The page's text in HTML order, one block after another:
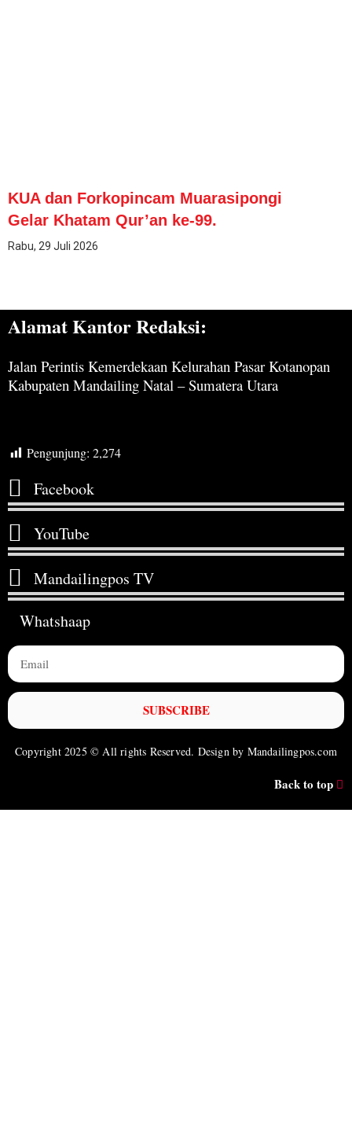
KUA dan Forkopincam Muarasipongi
Gelar Khatam Qur’an ke-99.
Rabu, 29 Juli 2026
Alamat Kantor Redaksi:
Jalan Perintis Kemerdekaan Kelurahan Pasar Kotanopan
Kabupaten Mandailing Natal – Sumatera Utara
Pengunjung: 2,274
Facebook
YouTube
Mandailingpos TV
Whatshaap
SUBSCRIBE
Copyright 2025 © All rights Reserved. Design by Mandailingpos.com
Back to top